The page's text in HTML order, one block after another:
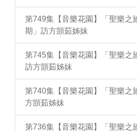
第749集【音樂花園】「聖樂之
期」訪方顗茹姊妹
第745集【音樂花園】「聖樂之
訪方顗茹姊妹
第740集【音樂花園】「聖樂之
方顗茹姊妹
第736集【音樂花園】「聖樂之